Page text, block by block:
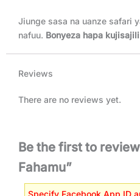
Jiunge sasa na uanze safari
nafuu. Bonyeza hapa
Reviews
There are no reviews yet.
Be the first to
Fahamu”